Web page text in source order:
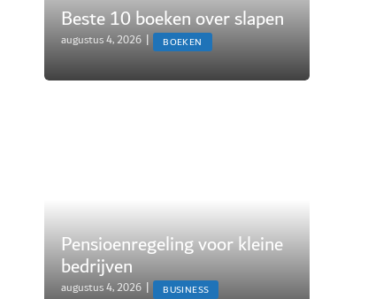
Beste 10 boeken over slapen
augustus 4, 2026 | BOEKEN
Pensioenregeling voor kleine
bedrijven
augustus 4, 2026 | BUSINESS